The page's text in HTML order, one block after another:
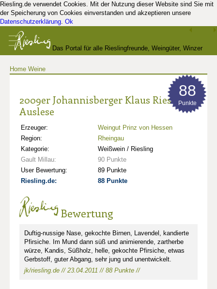
Riesling.de verwendet Cookies. Mit der Nutzung dieser Website sind Sie mit
der Speicherung von Cookies einverstanden und akzeptieren unsere
Datenschutzerklärung. Ok
Das Portal für alle Rieslingfreunde, Weingüter, Winzer
Home Weine
2009er Johannisberger Klaus Riesling
Auslese
Erzeuger:
Weingut Prinz von Hessen
Region:
Rheingau
Kategorie:
Weißwein / Riesling
Gault Millau:
90 Punkte
User Bewertung:
89 Punkte
Riesling.de:
88 Punkte
88
Punkte
Bewertung
Duftig-nussige Nase, gekochte Birnen, Lavendel, kandierte
Pfirsiche. Im Mund dann süß und animierende, zartherbe
würze, Kandis, Süßholz, helle, gekochte Pfirsiche, etwas
Gerbstoff, guter Abgang, sehr jung und unentwickelt.
jk/riesling.de // 23.04.2011 // 88 Punkte //